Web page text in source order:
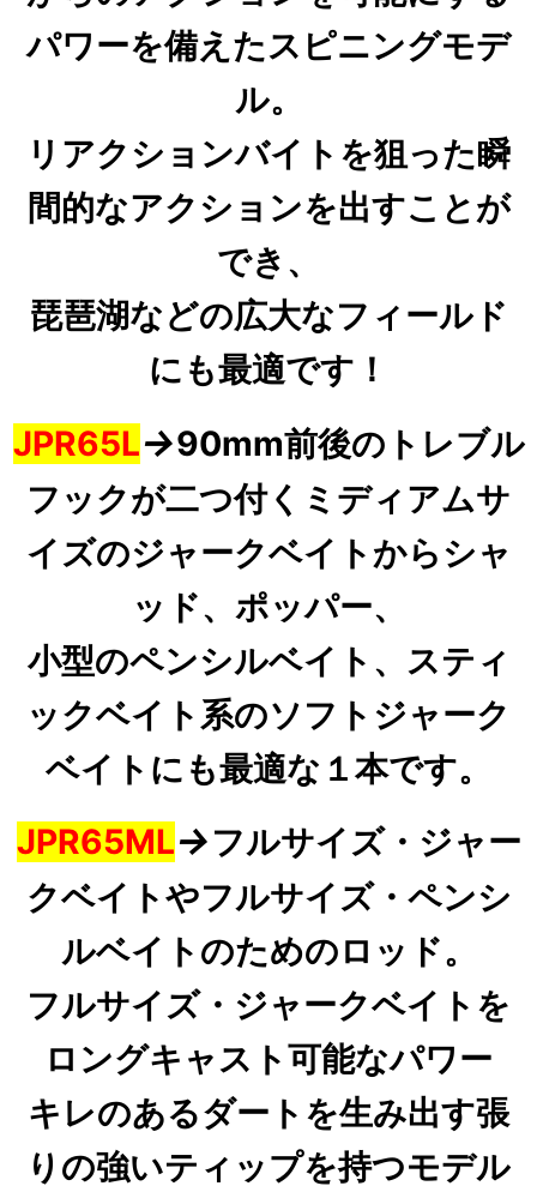
パワーを備えたスピニングモデ
ル。
リアクションバイトを狙った瞬
間的なアクションを出すことが
でき、
琵琶湖などの広大なフィールド
にも最適です！
JPR65L→90mm前後のトレブル
フックが二つ付くミディアムサ
イズのジャークベイトからシャ
ッド、ポッパー、
小型のペンシルベイト、スティ
ックベイト系のソフトジャーク
ベイトにも最適な１本です。
JPR65ML→フルサイズ・ジャー
クベイトやフルサイズ・ペンシ
ルベイトのためのロッド。
フルサイズ・ジャークベイトを
ロングキャスト可能なパワー
キレのあるダートを生み出す張
りの強いティップを持つモデル